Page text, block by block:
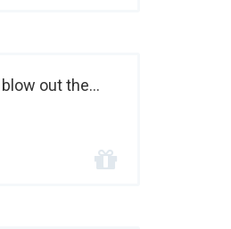
out the...